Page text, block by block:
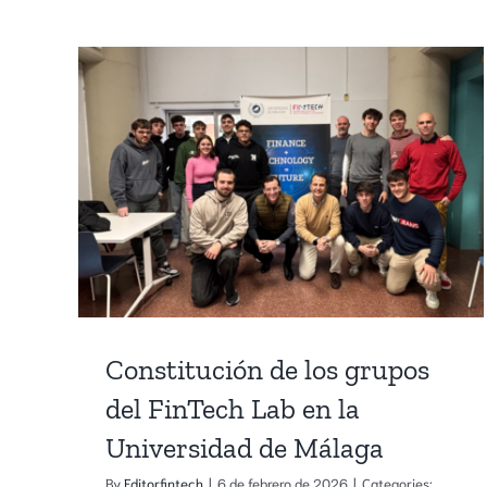
Constitución de los grupos
del FinTech Lab en la
Universidad de Málaga